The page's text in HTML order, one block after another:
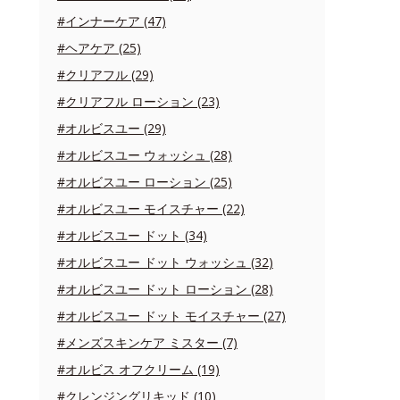
#インナーケア (47)
#ヘアケア (25)
#クリアフル (29)
#クリアフル ローション (23)
#オルビスユー (29)
#オルビスユー ウォッシュ (28)
#オルビスユー ローション (25)
#オルビスユー モイスチャー (22)
#オルビスユー ドット (34)
#オルビスユー ドット ウォッシュ (32)
#オルビスユー ドット ローション (28)
#オルビスユー ドット モイスチャー (27)
#メンズスキンケア ミスター (7)
#オルビス オフクリーム (19)
#クレンジングリキッド (10)